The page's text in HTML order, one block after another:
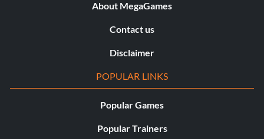
About MegaGames
Contact us
Disclaimer
POPULAR LINKS
Popular Games
Popular Trainers